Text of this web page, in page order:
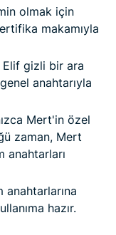
olmak için
makamıyla
Elif gizli bir ara
anahtarıyla
Mert'in özel
zaman, Mert
anahtarları
hazır.